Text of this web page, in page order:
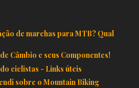
de marchas para MTB? Qual
Câmbio e seus Componentes!
ciclistas - Links úteis
sobre o Mountain Biking